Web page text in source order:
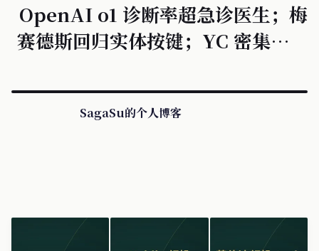
OpenAI o1 诊断率超急诊医生；梅
赛德斯回归实体按键；YC 密集官宣
SagaSu的个人博客